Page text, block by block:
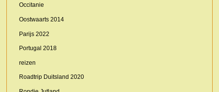
Occitanie
Oostwaarts 2014
Parijs 2022
Portugal 2018
reizen
Roadtrip Duitsland 2020